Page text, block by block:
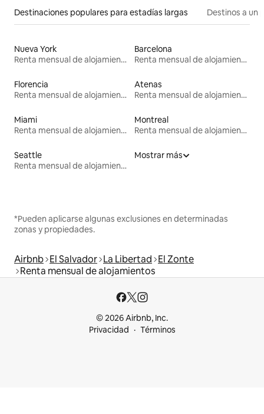
Destinaciones populares para estadías largas Destinos a un
Nueva York
Renta mensual de alojamientos
Barcelona
Renta mensual de alojamientos
Florencia
Renta mensual de alojamientos
Atenas
Renta mensual de alojamientos
Miami
Renta mensual de alojamientos
Montreal
Renta mensual de alojamientos
Seattle
Renta mensual de alojamientos
Mostrar más
*Pueden aplicarse algunas exclusiones en determinadas
zonas y propiedades.
Airbnb El Salvador La Libertad El Zonte
Renta mensual de alojamientos
© 2026 Airbnb, Inc.
Privacidad
Términos